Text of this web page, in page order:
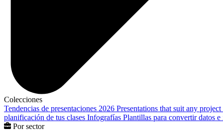
Colecciones
Tendencias de presentaciones 2026 Presentations that suit any project
planificación de tus clases Infografías Plantillas para convertir datos
Por sector